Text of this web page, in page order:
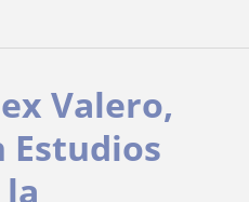
Valero,
Estudios